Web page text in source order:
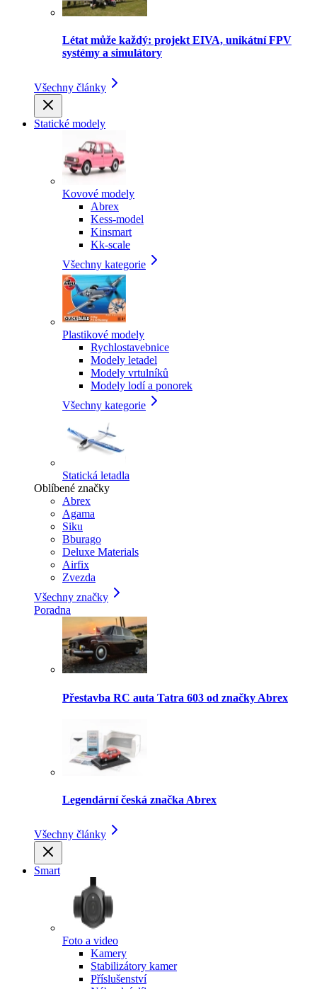
Létat může každý: projekt EIVA, unikátní FPV
systémy a simulátory
Všechny články
Statické modely
Kovové modely
Abrex
Kess-model
Kinsmart
Kk-scale
Všechny kategorie
Plastikové modely
Rychlostavebnice
Modely letadel
Modely vrtulníků
Modely lodí a ponorek
Všechny kategorie
Statická letadla
Oblíbené značky
Abrex
Agama
Siku
Bburago
Deluxe Materials
Airfix
Zvezda
Všechny značky
Poradna
Přestavba RC auta Tatra 603 od značky Abrex
Legendární česká značka Abrex
Všechny články
Smart
Foto a video
Kamery
Stabilizátory kamer
Příslušenství